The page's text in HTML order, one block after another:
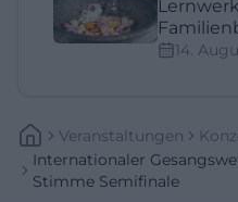
14.
Veranstaltungen
Internationaler
Stimme Semifinale